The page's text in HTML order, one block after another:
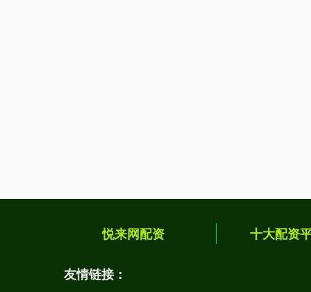
悦来网配资 十大配资
友情链接：